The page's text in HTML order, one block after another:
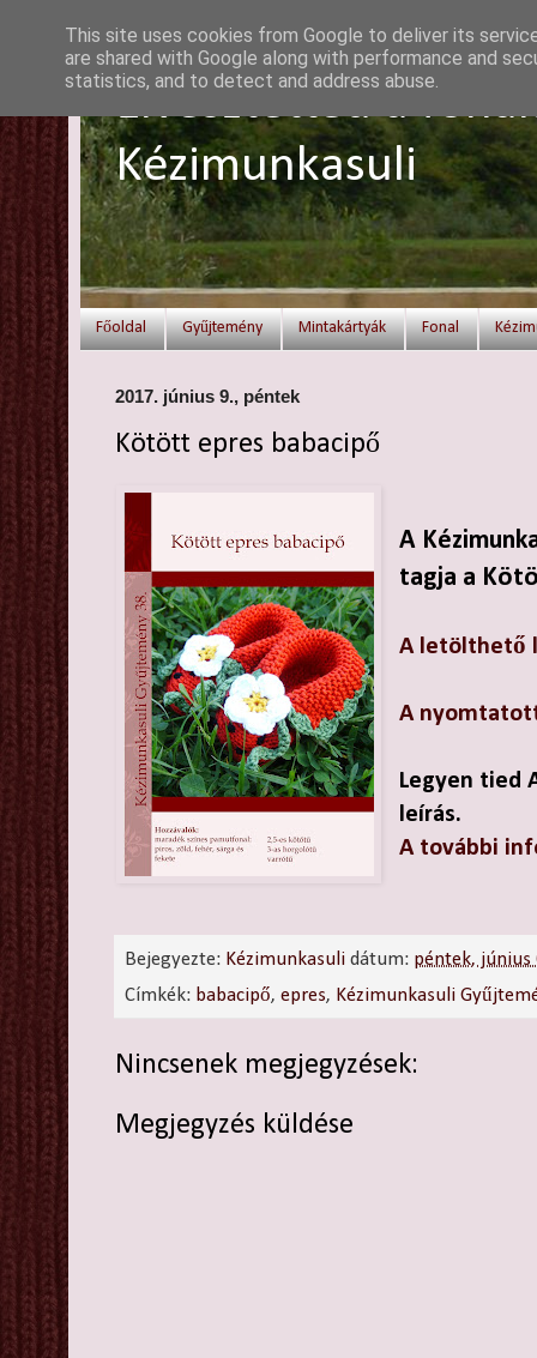
Elvesztetted a
Kézimunkasuli
Főoldal Gyűjtemény Mintakártyák Fonal
2017. június 9., péntek
Kötött epres babacipő
A
tagja a
A letölthető
A
Legyen tied
leírás.
A további
Bejegyezte: Kézimunkasuli dátum: péntek, június
Címkék: babacipő,epres, Kézimunkasuli
Nincsenek megjegyzések:
Megjegyzés küldése
This site uses cookies from Google to deliver its
are shared with Google along with performance and
statistics, and to detect and address abuse.